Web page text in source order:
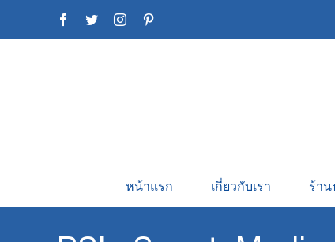
Facebook
TwitterInstagram
หน้าแรก เกี่ยวกับเรา ร้า